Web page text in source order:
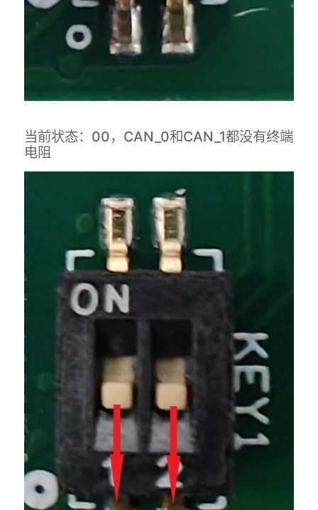
当前状态：00，CAN_0和CAN_1都没有终端
电阻